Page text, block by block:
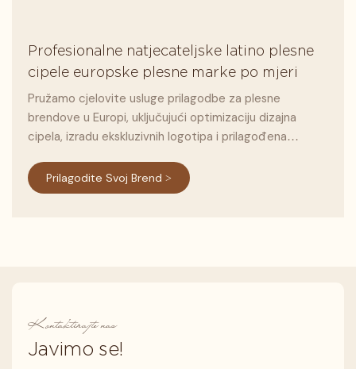
Profesionalne natjecateljske latino plesne
cipele europske plesne marke po mjeri
Pružamo cjelovite usluge prilagodbe za plesne
brendove u Europi, uključujući optimizaciju dizajna
cipela, izradu ekskluzivnih logotipa i prilagođena
Prilagodite Svoj Brend >
Kontaktirajte nas
Javimo se!